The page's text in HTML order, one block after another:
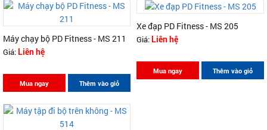
Máy chạy bộ PD Fitness - MS 211
Giá: Liên hệ
Mua ngay Thêm vào giỏ
Xe đạp PD Fitness - MS 205
Giá: Liên hệ
Mua ngay Thêm vào giỏ